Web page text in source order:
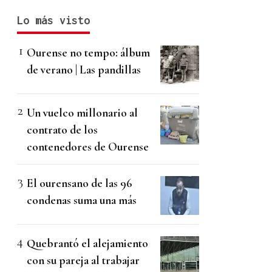
Lo más visto
Ourense no tempo: álbum
de verano | Las pandillas
Un vuelco millonario al
contrato de los
contenedores de Ourense
El ourensano de las 96
condenas suma una más
Quebrantó el alejamiento
con su pareja al trabajar